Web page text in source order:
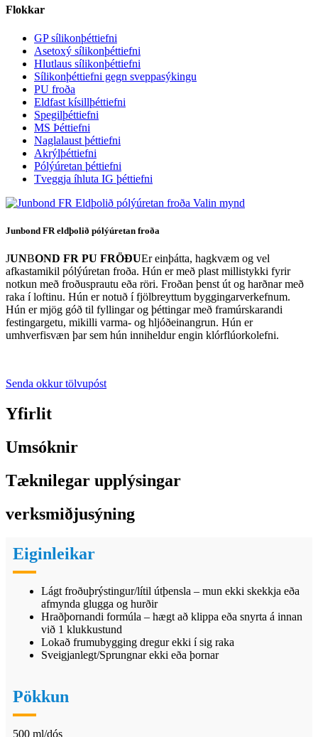
Flokkar
GP sílikonþéttiefni
Asetoxý sílikonþéttiefni
Hlutlaus sílikonþéttiefni
Sílikonþéttiefni gegn sveppasýkingu
PU froða
Eldfast kísillþéttiefni
Spegilþéttiefni
MS Þéttiefni
Naglalaust þéttiefni
Akrýlþéttiefni
Pólýúretan þéttiefni
Tveggja íhluta IG þéttiefni
Junbond FR eldþolið pólýúretan froða
JUNBOND FR PU FRÖÐUEr einþátta, hagkvæm og vel
afkastamikil pólýúretan froða. Hún er með plast millistykki fyrir
notkun með froðusprautu eða röri. Froðan þenst út og harðnar með
raka í loftinu. Hún er notuð í fjölbreyttum byggingarverkefnum.
Hún er mjög góð til fyllingar og þéttingar með framúrskarandi
festingargetu, mikilli varma- og hljóðeinangrun. Hún er
umhverfisvæn þar sem hún inniheldur engin klórflúorkolefni.
Senda okkur tölvupóst
Yfirlit
Umsóknir
Tæknilegar upplýsingar
verksmiðjusýning
Eiginleikar
Lágt froðuþrýstingur/lítil útþensla – mun ekki skekkja eða
afmynda glugga og hurðir
Hraðþornandi formúla – hægt að klippa eða snyrta á innan
við 1 klukkustund
Lokað frumubygging dregur ekki í sig raka
Sveigjanlegt/Sprungnar ekki eða þornar
Pökkun
500 ml/dós